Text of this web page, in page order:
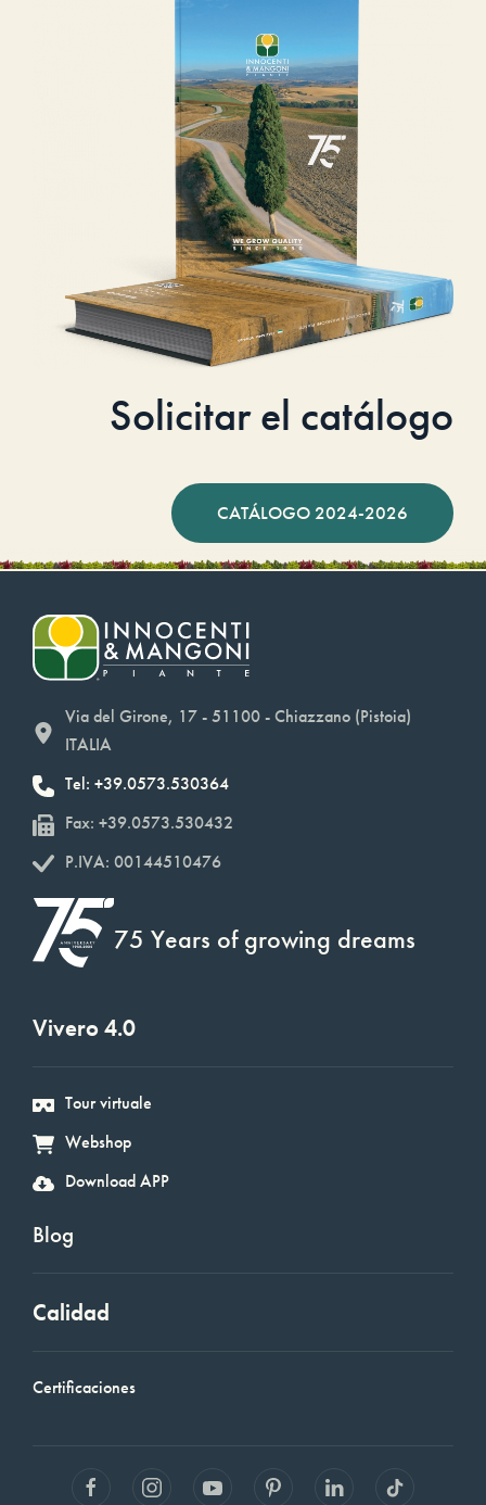
Solicitar el catálogo
CATÁLOGO 2024-2026
Via del Girone, 17 - 51100 - Chiazzano (Pistoia)
ITALIA
Tel: +39.0573.530364
Fax: +39.0573.530432
P.IVA: 00144510476
75 Years of growing dreams
Vivero 4.0
Tour virtuale
Webshop
Download APP
Blog
Calidad
Certificaciones